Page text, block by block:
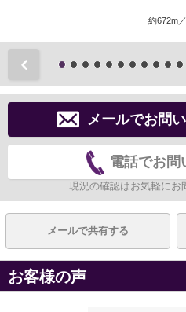
約672m
メールでお問
電話でお問
現況の確認はお気軽にお
メールで共有する
お客様の声